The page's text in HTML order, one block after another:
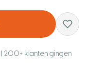
| 200+ klanten gingen